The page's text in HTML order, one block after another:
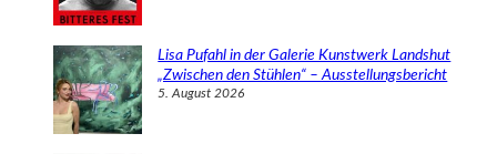
Lisa Pufahl in der Galerie Kunstwerk Landshut
„Zwischen den Stühlen“ – Ausstellungsbericht
5. August 2026